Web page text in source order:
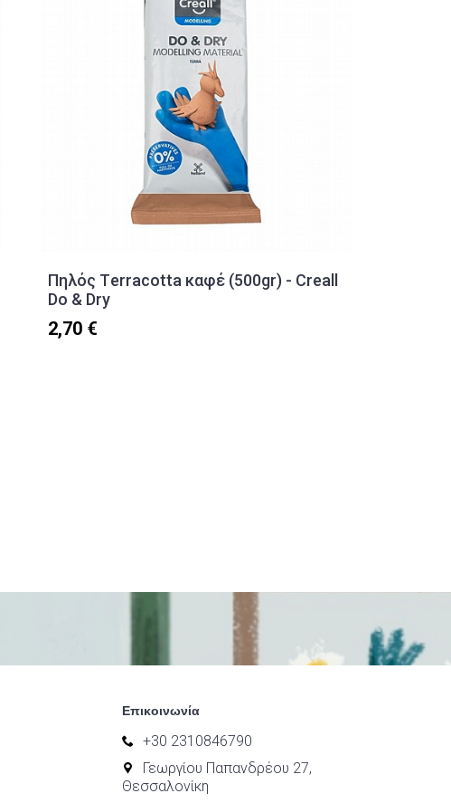
Πηλός Τerracotta καφέ (500gr) - Creall
Do & Dry
2,70 €
Επικοινωνία
+30 2310846790
Γεωργίου Παπανδρέου 27,
Θεσσαλονίκη